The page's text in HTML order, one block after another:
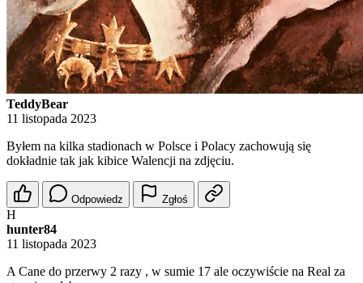
TeddyBear
11 listopada 2023
Byłem na kilka stadionach w Polsce i Polacy zachowują się
dokładnie tak jak kibice Walencji na zdjęciu.
Odpowiedz Zgłoś
H
hunter84
11 listopada 2023
A Cane do przerwy 2 razy , w sumie 17 ale oczywiście na Real za